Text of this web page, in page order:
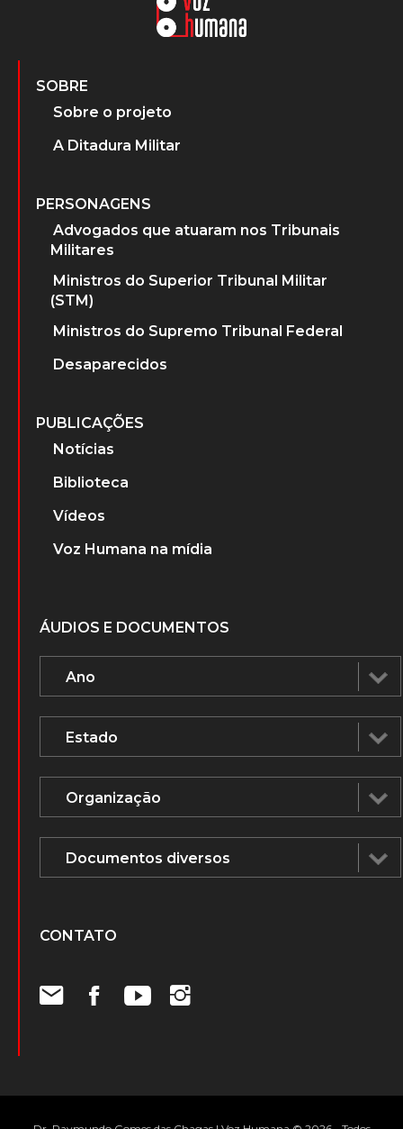
SOBRE
Sobre o projeto
A Ditadura Militar
PERSONAGENS
Advogados que atuaram nos Tribunais
Militares
Ministros do Superior Tribunal Militar
(STM)
Ministros do Supremo Tribunal Federal
Desaparecidos
PUBLICAÇÕES
Notícias
Biblioteca
Vídeos
Voz Humana na mídia
ÁUDIOS E DOCUMENTOS
CONTATO